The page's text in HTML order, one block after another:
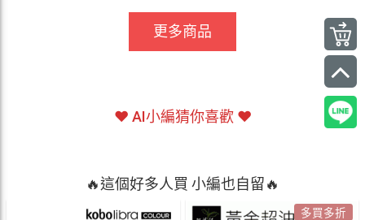
更多商品
❤ AI小編猜你喜歡 ❤
🔥這個好多人買 小編也自留🔥
多買多折